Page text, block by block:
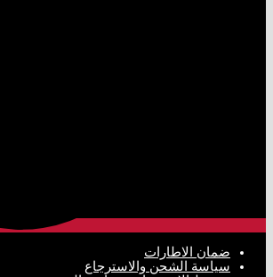
ضمان الاطارات
سياسة الشحن والاسترجاع